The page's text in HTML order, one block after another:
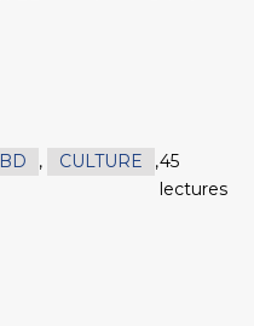
BD , CULTURE
,45
lectures